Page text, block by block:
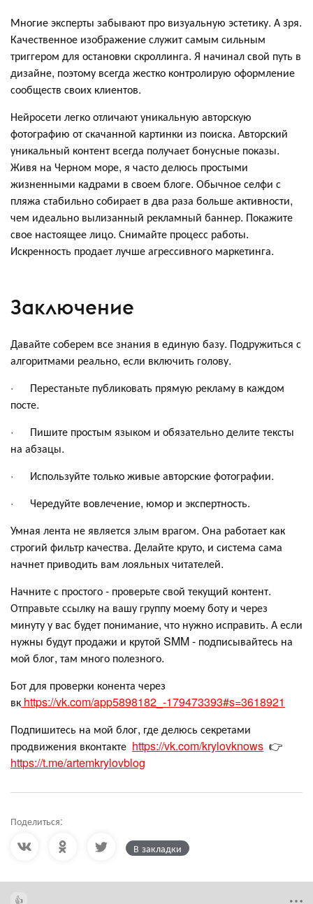
Многие эксперты забывают про визуальную эстетику. А зря.
Качественное изображение служит самым сильным
триггером для остановки скроллинга. Я начинал свой путь в
дизайне, поэтому всегда жестко контролирую оформление
сообществ своих клиентов.
Нейросети легко отличают уникальную авторскую
фотографию от скачанной картинки из поиска. Авторский
уникальный контент всегда получает бонусные показы.
Живя на Черном море, я часто делюсь простыми
жизненными кадрами в своем блоге. Обычное селфи с
пляжа стабильно собирает в два раза больше активности,
чем идеально вылизанный рекламный баннер. Покажите
свое настоящее лицо. Снимайте процесс работы.
Искренность продает лучше агрессивного маркетинга.
Заключение
Давайте соберем все знания в единую базу. Подружиться с
алгоритмами реально, если включить голову.
· Перестаньте публиковать прямую рекламу в каждом
посте.
· Пишите простым языком и обязательно делите тексты
на абзацы.
· Используйте только живые авторские фотографии.
· Чередуйте вовлечение, юмор и экспертность.
Умная лента не является злым врагом. Она работает как
строгий фильтр качества. Делайте круто, и система сама
начнет приводить вам лояльных читателей.
Начните с простого - проверьте свой текущий контент.
Отправьте ссылку на вашу группу моему боту и через
минуту у вас будет понимание, что нужно исправить. А если
нужны будут продажи и крутой SMM - подписывайтесь на
мой блог, там много полезного.
Бот для проверки конента через
вк https://vk.com/app5898182_-179473393#s=3618921
Подпишитесь на мой блог, где делюсь секретами
продвижения вконтакте https://vk.com/krylovknows 👉
https://t.me/artemkrylovblog
Поделиться:
В закладки